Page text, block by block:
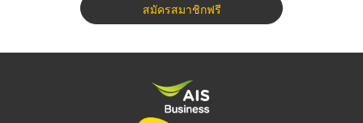
สมัครสมาชิกฟรี